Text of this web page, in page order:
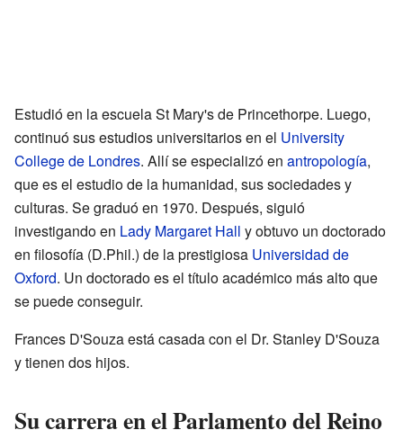
Estudió en la escuela St Mary's de Princethorpe. Luego,
continuó sus estudios universitarios en el University
College de Londres. Allí se especializó en antropología,
que es el estudio de la humanidad, sus sociedades y
culturas. Se graduó en 1970. Después, siguió
investigando en Lady Margaret Hall y obtuvo un doctorado
en filosofía (D.Phil.) de la prestigiosa Universidad de
Oxford. Un doctorado es el título académico más alto que
se puede conseguir.
Frances D'Souza está casada con el Dr. Stanley D'Souza
y tienen dos hijos.
Su carrera en el Parlamento del Reino